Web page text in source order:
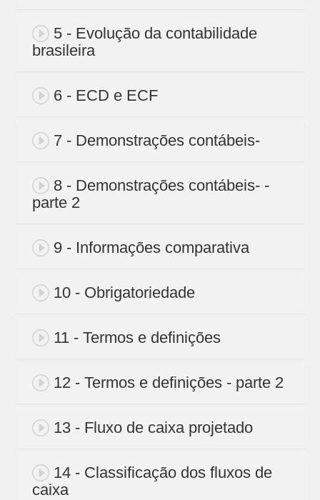
5 - Evolução da contabilidade
brasileira
6 - ECD e ECF
7 - Demonstrações contábeis-
8 - Demonstrações contábeis- -
parte 2
9 - Informações comparativa
10 - Obrigatoriedade
11 - Termos e definições
12 - Termos e definições - parte 2
13 - Fluxo de caixa projetado
14 - Classificação dos fluxos de
caixa